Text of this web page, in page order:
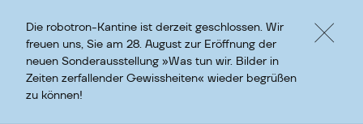
Die robotron-Kantine ist derzeit geschlossen. Wir
freuen uns, Sie am 28. August zur Eröffnung der
neuen Sonderausstellung »Was tun wir. Bilder in
Zeiten zerfallender Gewissheiten« wieder begrüßen
zu können!